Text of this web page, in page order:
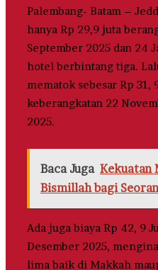
Palembang- Batam –
hanya Rp 29,9 juta
September 2025 dan 24
hotel berbintang tiga.
mematok sebesar Rp 31,
keberangkatan 22
2025.
Baca Juga Kekuatan
Bismillah bagi
Ada juga biaya Rp 42, 9
Desember 2025,
lima baik di Makkah